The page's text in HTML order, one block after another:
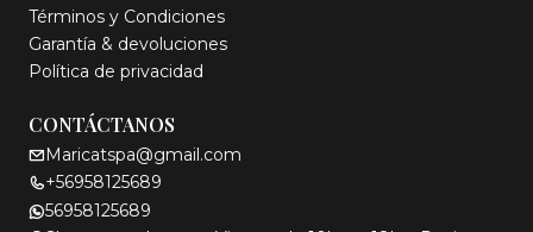
Términos y Condiciones
Garantía & devoluciones
Política de privacidad
CONTÁCTANOS
Maricatspa@gmail.com
+56958125689
56958125689